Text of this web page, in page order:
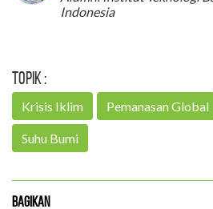
Indonesia
Topik :
Krisis Iklim Pemanasan Global
Suhu Bumi
Bagikan